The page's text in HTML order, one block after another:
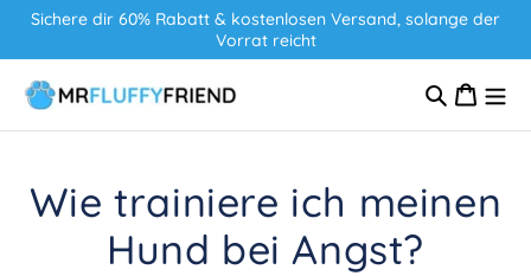
zum
Sichere dir 60% Rabatt & kostenlosen Versand, solange der
Vorrat reicht
e
n
Wie trainiere ich meinen
Hund bei Angst?